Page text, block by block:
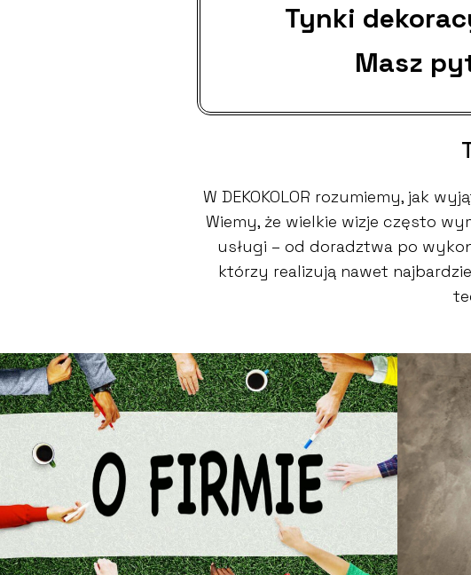
Tynki
Masz
W DEKOKOLOR rozumiemy, jak
Wiemy, że wielkie wizje często
usługi – od doradztwa po
którzy realizują nawet